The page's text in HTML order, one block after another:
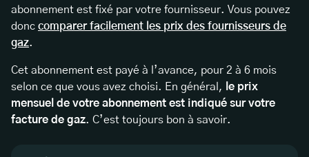
abonnement est fixé par votre fournisseur. Vous pouvez
donc comparer facilement les prix des fournisseurs de
gaz.
Cet abonnement est payé à l’avance, pour 2 à 6 mois
selon ce que vous avez choisi. En général,
le prix
mensuel de votre abonnement est indiqué sur votre
facture de gaz. C’est toujours bon à savoir.